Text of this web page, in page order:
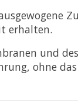
erhalten.
und
ohne